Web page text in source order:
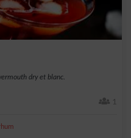
dry et blanc.
1